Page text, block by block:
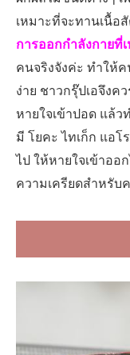
เหมาะที่จะทานเนื้อ
การออกกำลังกายที่
คนจริงจังค่ะ ทำให้
ง่าย ชาวกรุ๊ปเอจึงค
หายใจเข้าปอด แล้ว
มี โยคะ ไทเก็ก แอโ
ไป ให้หายใจเข้าออ
ความเครียดสำหรับ